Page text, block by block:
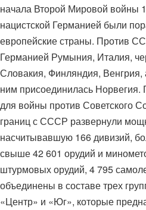
начала Второй Мировой войны
нацистской Германией были
европейские страны. Против
Германией Румыния, Италия,
Словакия, Финляндия, Венгрия,
ним присоединилась Норвегия.
для войны против Советского
границ с СССР развернули
насчитывавшую 166 дивизий,
свыше 42 601 орудий и
штурмовых орудий, 4 795
объединены в составе трех
«Центр» и «Юг», которые